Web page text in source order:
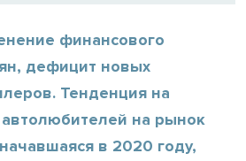
финансового
дефицит новых
Тенденция на
на рынок
в 2020 году,